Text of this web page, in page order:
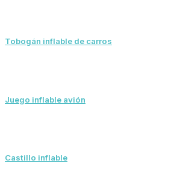
Tobogán inflable de carros
Juego inflable avión
Castillo inflable